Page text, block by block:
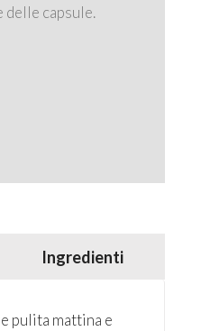
capsule.
Ingredienti
pulita mattina e